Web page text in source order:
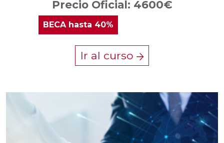
Precio Oficial: 4600€
BECAhasta 40%
Ir al curso